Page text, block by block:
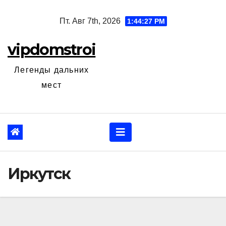
Пт. Авг 7th, 2026 1:44:28 PM
vipdomstroi
Легенды дальних
мест
Иркутск